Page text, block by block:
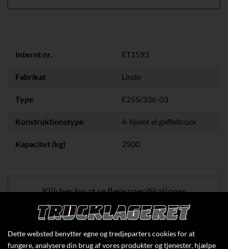
Internt nr. ET1593
Fabrikat Linde
Type E25S/336-03
Konstruktionstype 4-hjulet el gaffeltruck
Kapacitet (kg) 2500
Klik her for at se flere specifikationer
Dette websted benytter egne og tredjeparters cookies for at
fungere, analysere din brug af vores produkter og tjenester, hjælpe